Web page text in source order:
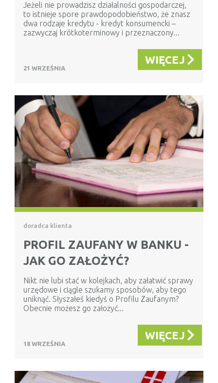
Jeżeli nie prowadzisz działalności gospodarczej,
to istnieje spore prawdopodobieństwo, że znasz
dwa rodzaje kredytu - kredyt konsumencki –
zazwyczaj krótkoterminowy i przeznaczony...
21 WRZEŚNIA
WIĘCEJ
doradca klienta
PROFIL ZAUFANY W BANKU -
JAK GO ZAŁOŻYĆ?
Nikt nie lubi stać w kolejkach, aby załatwić sprawy
urzędowe i ciągle szukamy sposobów, aby tego
uniknąć. Słyszałeś kiedyś o Profilu Zaufanym?
Obecnie możesz go założyć...
18 WRZEŚNIA
WIĘCEJ